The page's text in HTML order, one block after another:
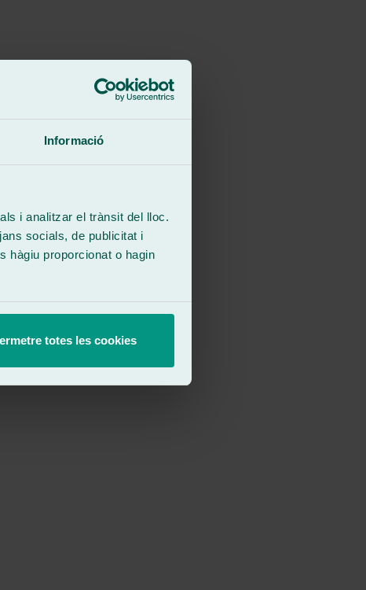
Informació
i analitzar el trànsit del lloc.
socials, de publicitat i
hàgiu proporcionat o hagin
totes les cookies